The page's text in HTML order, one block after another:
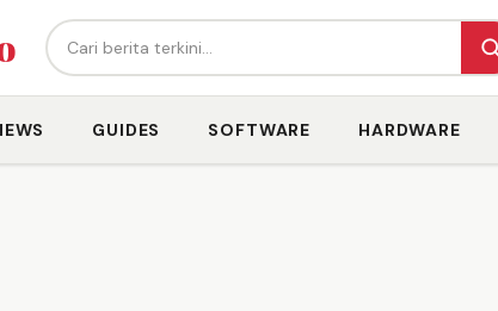
Cari berita...
GUIDES SOFTWARE HARDWARE